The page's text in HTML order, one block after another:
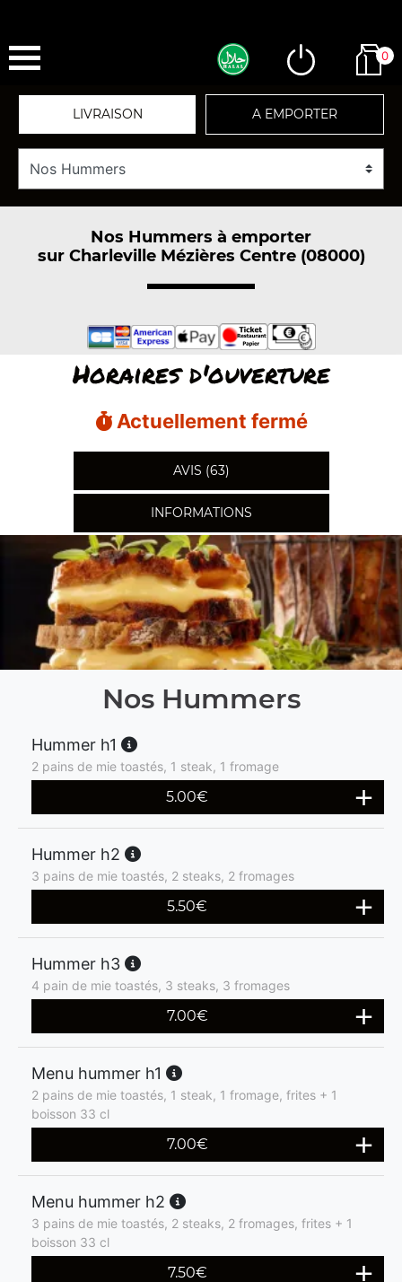
0
LIVRAISON A EMPORTER
Nos Hummers à emporter
sur Charleville Mézières Centre (08000)
Horaires d'ouverture
Actuellement fermé
AVIS (63)
INFORMATIONS
Nos Hummers
Hummer h1
2 pains de mie toastés, 1 steak, 1 fromage
5.00€
Hummer h2
3 pains de mie toastés, 2 steaks, 2 fromages
5.50€
Hummer h3
4 pain de mie toastés, 3 steaks, 3 fromages
7.00€
Menu hummer h1
2 pains de mie toastés, 1 steak, 1 fromage, frites + 1
boisson 33 cl
7.00€
Menu hummer h2
3 pains de mie toastés, 2 steaks, 2 fromages, frites + 1
boisson 33 cl
7.50€